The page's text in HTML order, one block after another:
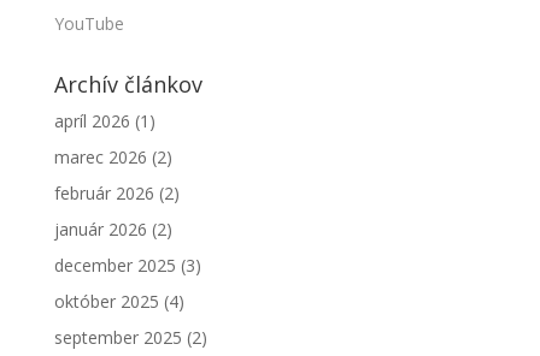
YouTube
Archív článkov
apríl 2026 (1)
marec 2026 (2)
február 2026 (2)
január 2026 (2)
december 2025 (3)
október 2025 (4)
september 2025 (2)